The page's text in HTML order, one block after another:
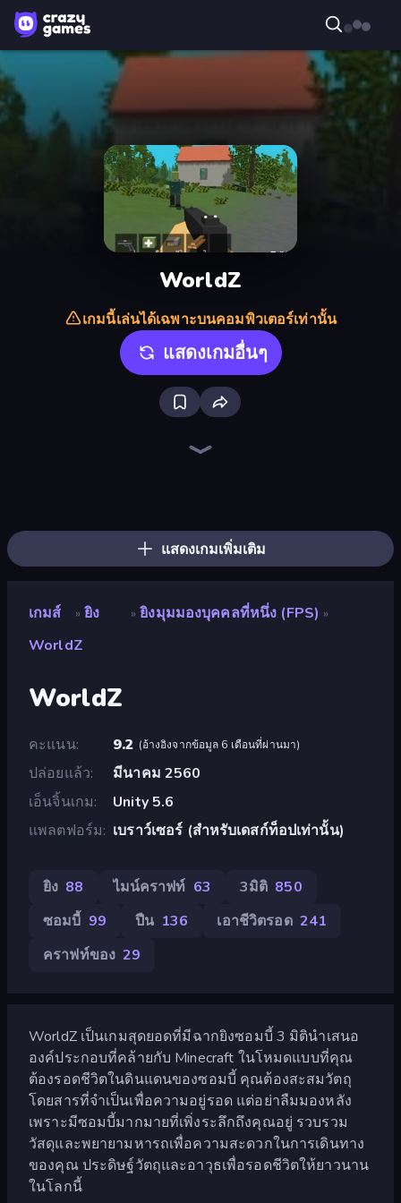
WorldZ
เกมนี้เล่นได้เฉพาะบนคอมพิวเตอร์เท่านั้น
แสดงเกมอื่นๆ
แสดงเกมเพิ่มเติม
เกมส์ » ยิง » ยิงมุมมองบุคคลที่หนึ่ง (FPS) »
WorldZ
WorldZ
คะแนน 9.2 (อ้างอิงจากข้อมูล 6 เดือนที่ผ่านมา)
ปล่อยแล้ว
มีนาคม 2560
เอ็นจิ้นเกม
Unity 5.6
แพลตฟอร์ม
เบราว์เซอร์ (สำหรับเดสก์ท็อปเท่านั้น)
ยิง 88 ไมน์คราฟท์ 63 3มิติ 850
ซอมบี้ 99 ปืน 136 เอาชีวิตรอด 241
คราฟท์ของ 29
WorldZ เป็นเกมสุดยอดที่มีฉากยิงซอมบี้ 3 มิตินำเสนอ
องค์ประกอบที่คล้ายกับ Minecraft ในโหมดแบบที่คุณ
ต้องรอดชีวิตในดินแดนของซอมบี้ คุณต้องสะสมวัตถุ
โดยสารที่จำเป็นเพื่อความอยู่รอด แต่อย่าลืมมองหลัง
เพราะมีซอมบี้มากมายที่เพิ่งระลึกถึงคุณอยู่ รวบรวม
วัสดุและพยายามหารถเพื่อความสะดวกในการเดินทาง
ของคุณ ประดิษฐ์วัตถุและอาวุธเพื่อรอดชีวิตให้ยาวนาน
ในโลกนี้